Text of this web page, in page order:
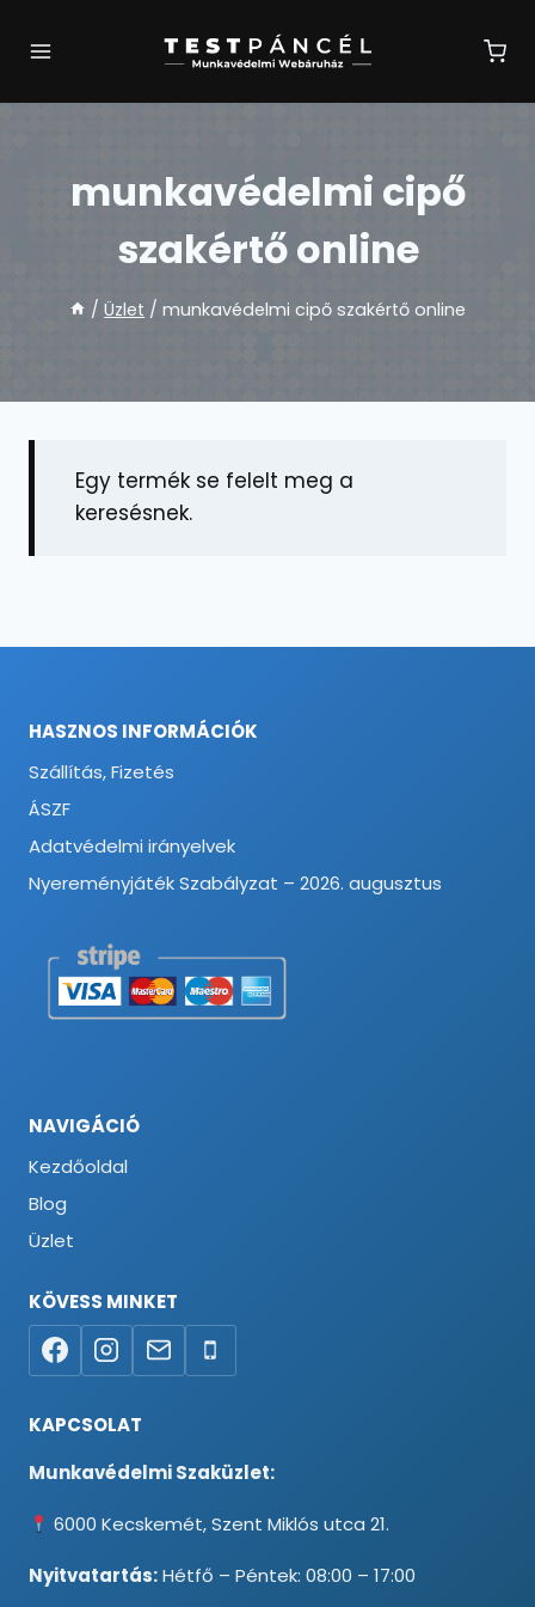
munkavédelmi cipő
szakértő online
/ Üzlet / munkavédelmi cipő szakértő online
Egy termék se felelt meg a
keresésnek.
HASZNOS INFORMÁCIÓK
Szállítás, Fizetés
ÁSZF
Adatvédelmi irányelvek
Nyereményjáték Szabályzat – 2026. augusztus
NAVIGÁCIÓ
Kezdőoldal
Blog
Üzlet
KÖVESS MINKET
KAPCSOLAT
Munkavédelmi Szaküzlet:
6000 Kecskemét, Szent Miklós utca 21.
Nyitvatartás:Hétfő – Péntek: 08:00 – 17:00